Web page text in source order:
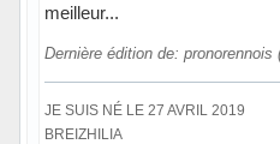
meilleur...
Dernière édition de: pronorennois
JE SUIS NÉ LE 27 AVRIL 2019
BREIZHILIA